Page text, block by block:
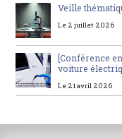
Veille
Le 2 juillet 2026
[Conférence
voiture
Le 21 avril 2026